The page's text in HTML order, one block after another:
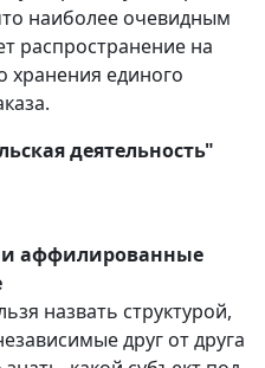
наиболее очевидным
распространение на
хранения единого
деятельность"
и аффилированные
назвать структурой,
друг от друга